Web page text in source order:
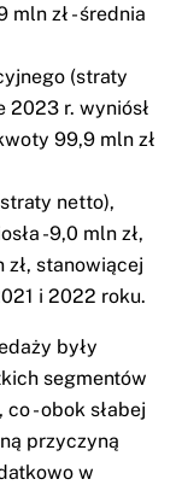
mln zł - średnia
(straty
r. wyniósł
99,9 mln zł
netto),
-9,0 mln zł,
stanowiącej
i 2022 roku.
były
segmentów
- obok słabej
przyczyną
w